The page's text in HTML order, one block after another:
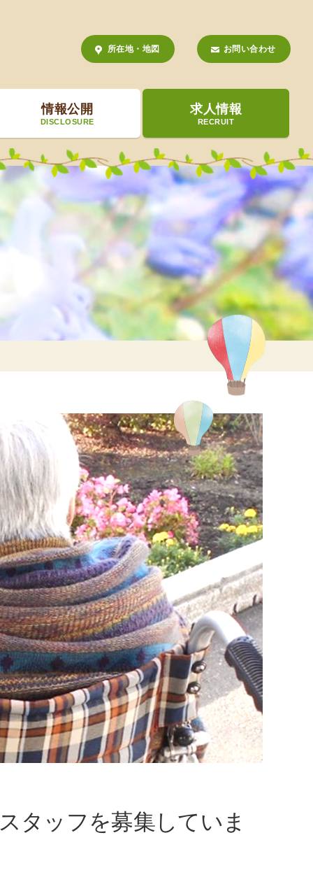
所在地・地図 お問い合わせ
情報公開
DISCLOSURE
求人情報
RECRUIT
タッフを募集していま